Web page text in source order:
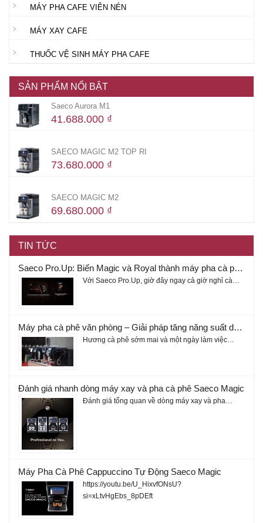
MÁY PHA CAFE VIÊN NÉN
MÁY XAY CAFE
THUỐC VỆ SINH MÁY PHA CAFE
SẢN PHẨM NỔI BẬT
Saeco Aurora M1
41.688.000 ₫
SAECO MAGIC M2 TOP RI
73.680.000 ₫
SAECO MAGIC M2
69.680.000 ₫
TIN TỨC
Saeco Pro.Up: Biến Magic và Royal thành máy pha cà phê thông minh
Với Saeco Pro.Up, giờ đây ngay cả giờ nghỉ cà…
Máy pha cà phê văn phòng – Giải pháp tăng năng suất doanh nghiệp 2026
Hương cà phê sớm mai và một ngày làm việc…
Đánh giá nhanh dòng máy xay và pha cà phê Saeco Magic
Đánh giá tổng quan về dòng máy xay và pha…
Máy Pha Cà Phê Cappuccino Tự Động Saeco Magic
https://youtu.be/U_HixvfONsU?
si=xLtvHgEbs_8pDEft